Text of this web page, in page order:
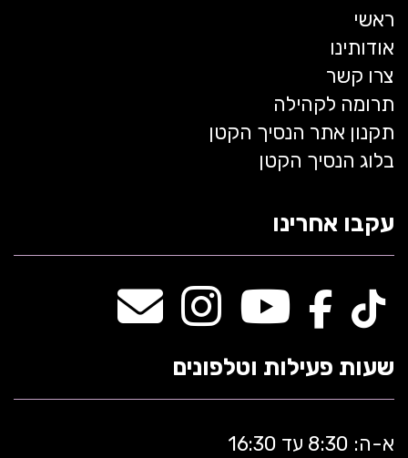
ראשי
אודותינו
צרו קשר
תרומה לקהילה
תקנון אתר הנסיך הקטן
בלוג הנסיך הקטן
עקבו אחרינו
שעות פעילות וטלפונים
א-ה: 8:30 עד 16:30